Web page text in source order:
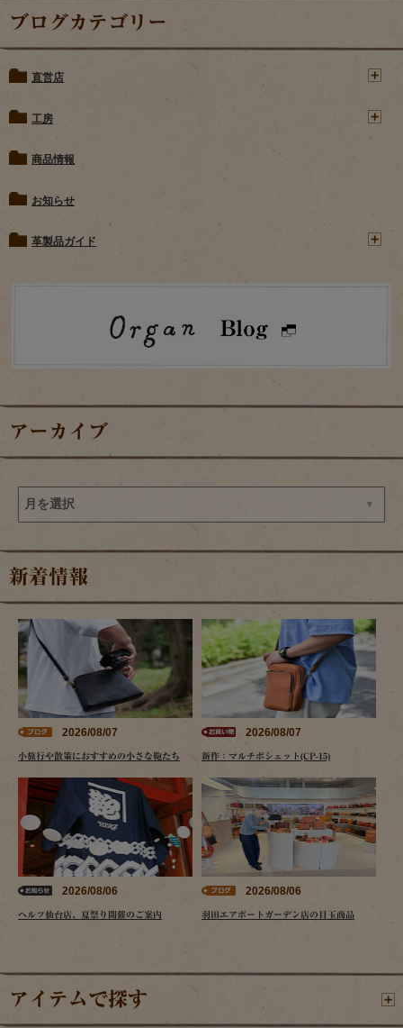
ブログカテゴリー
直営店
工房
商品情報
お知らせ
革製品ガイド
アーカイブ
新着情報
2026/08/07
小旅行や散策におすすめの小さな鞄たち
2026/08/07
新作：マルチポシェット(CP-15)
2026/08/06
ヘルツ仙台店、夏祭り開催のご案内
2026/08/06
羽田エアポートガーデン店の目玉商品
アイテムで探す